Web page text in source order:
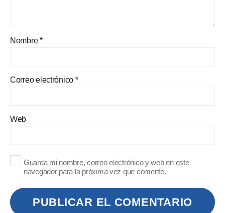
Nombre*
Correo electrónico *
Web
Guarda mi nombre, correo electrónico y web en este
navegador para la próxima vez que comente.